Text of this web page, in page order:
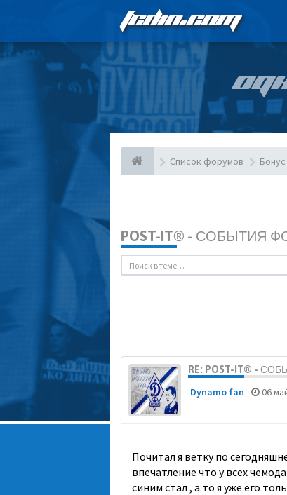
FCDIN.COM
Список форумов Бонус
POST-IT® - СОБЫТИЯ
RE: POST-IT® -
Dynamo fan - 06
Почитал я ветку по
впечатление что у всех
синим стал , а то я уже его